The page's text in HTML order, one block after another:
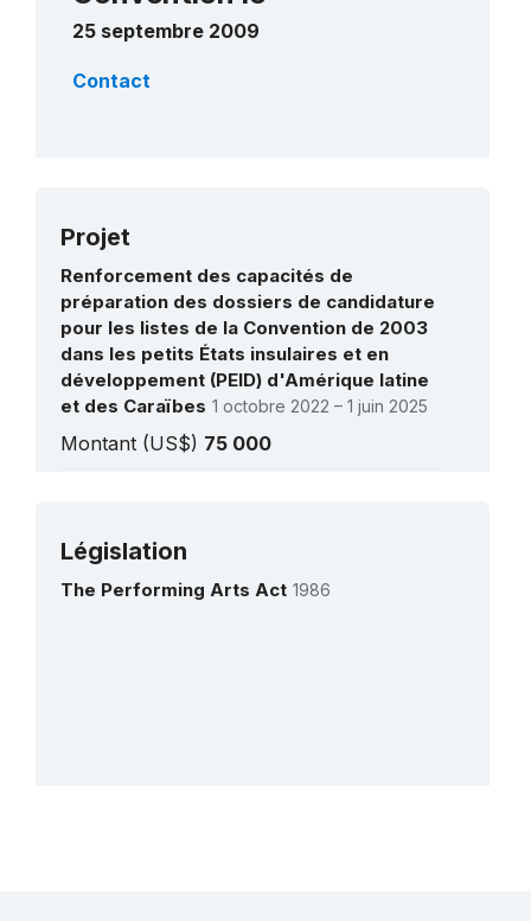
25 septembre 2009
Contact
Projet
Renforcement des capacités de
préparation des dossiers de candidature
pour les listes de la Convention de 2003
dans les petits États insulaires et en
développement (PEID) d'Amérique latine
et des Caraïbes 1 octobre 2022 – 1 juin 2025
Montant (US$) 75 000
1 juin 2021 – 1 décembre 2021
Montant (US$) 10 000
Législation
The Performing Arts Act 1986